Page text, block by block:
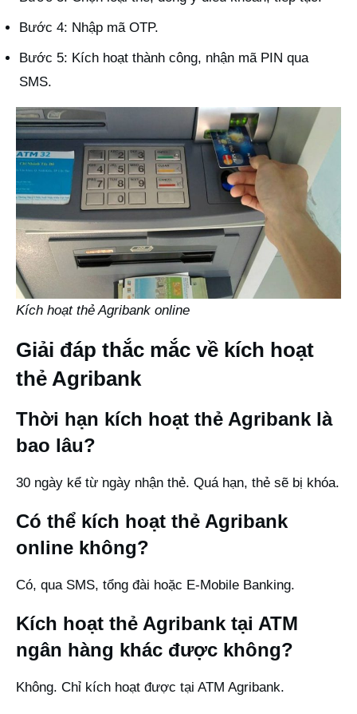
Bước 4: Nhập mã OTP.
Bước 5: Kích hoạt thành công, nhận mã PIN qua
SMS.
Kích hoạt thẻ Agribank online
Giải đáp thắc mắc về kích hoạt
thẻ Agribank
Thời hạn kích hoạt thẻ Agribank là
bao lâu?
30 ngày kể từ ngày nhận thẻ. Quá hạn, thẻ sẽ bị khóa.
Có thể kích hoạt thẻ Agribank
online không?
Có, qua SMS, tổng đài hoặc E-Mobile Banking.
Kích hoạt thẻ Agribank tại ATM
ngân hàng khác được không?
Không. Chỉ kích hoạt được tại ATM Agribank.